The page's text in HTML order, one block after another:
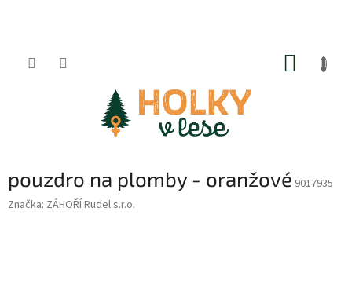
pouzdro na plomby - oranžové 9017935
Značka: ZÁHOŘÍ Rudel s.r.o.